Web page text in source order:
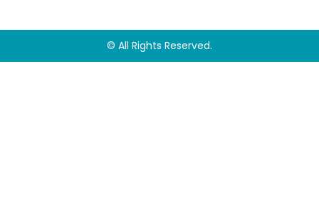
© All Rights Reserved.